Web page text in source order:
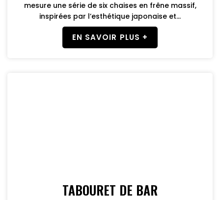
mesure une série de six chaises en frêne massif,
inspirées par l’esthétique japonaise et...
EN SAVOIR PLUS +
TABOURET DE BAR